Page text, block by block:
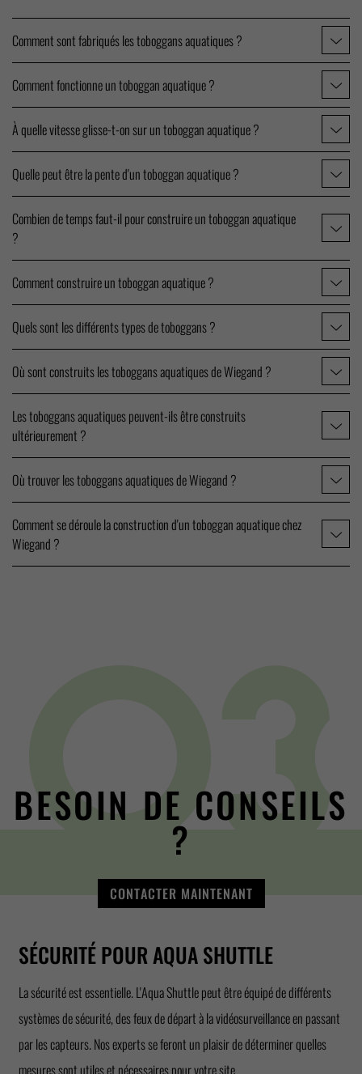
Comment sont fabriqués les toboggans aquatiques ?
Comment fonctionne un toboggan aquatique ?
À quelle vitesse glisse-t-on sur un toboggan aquatique ?
Quelle peut être la pente d'un toboggan aquatique ?
Combien de temps faut-il pour construire un toboggan aquatique
?
Comment construire un toboggan aquatique ?
Quels sont les différents types de toboggans ?
Où sont construits les toboggans aquatiques de Wiegand ?
Les toboggans aquatiques peuvent-ils être construits
ultérieurement ?
Où trouver les toboggans aquatiques de Wiegand ?
Comment se déroule la construction d'un toboggan aquatique chez
Wiegand ?
BESOIN DE CONSEILS
?
CONTACTER MAINTENANT
SÉCURITÉ POUR AQUA SHUTTLE
La sécurité est essentielle. L'Aqua Shuttle peut être équipé de différents
systèmes de sécurité, des feux de départ à la vidéosurveillance en passant
par les capteurs. Nos experts se feront un plaisir de déterminer quelles